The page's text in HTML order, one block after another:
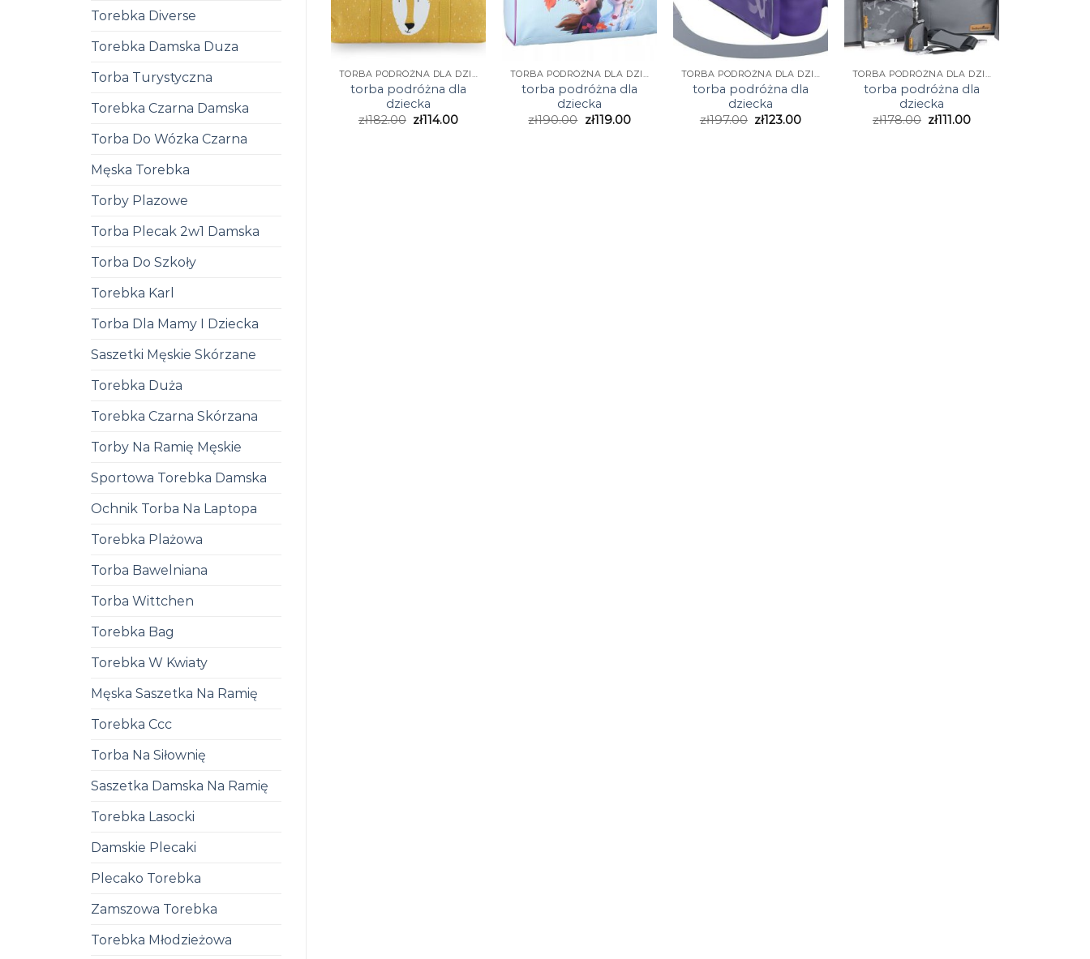
Torebka Diverse
Torebka Damska Duza
Torba Turystyczna
Torebka Czarna Damska
Torba Do Wózka Czarna
Męska Torebka
Torby Plazowe
Torba Plecak 2w1 Damska
Torba Do Szkoły
Torebka Karl
Torba Dla Mamy I Dziecka
Saszetki Męskie Skórzane
Torebka Duża
Torebka Czarna Skórzana
Torby Na Ramię Męskie
Sportowa Torebka Damska
Ochnik Torba Na Laptopa
Torebka Plażowa
Torba Bawelniana
Torba Wittchen
Torebka Bag
Torebka W Kwiaty
Męska Saszetka Na Ramię
Torebka Ccc
Torba Na Siłownię
Saszetka Damska Na Ramię
Torebka Lasocki
Damskie Plecaki
Plecako Torebka
Zamszowa Torebka
Torebka Młodzieżowa
TORBA PODRÓŻNA DLA DZIECKA
torba podróżna dla
dziecka
zł182.00 zł114.00
TORBA PODRÓŻNA DLA DZIECKA
torba podróżna dla
dziecka
zł190.00 zł119.00
TORBA PODRÓŻNA DLA DZIECKA
torba podróżna dla
dziecka
zł197.00 zł123.00
TORBA PODRÓŻNA DLA DZIECKA
torba podróżna dla
dziecka
zł178.00 zł111.00